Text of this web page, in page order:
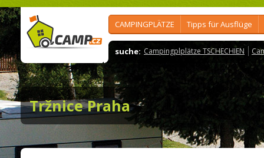
CAMPINGPLÄTZE Tipps für Ausflüge
suche: Campingplplätze TSCHECHIEN
Tržnice Praha